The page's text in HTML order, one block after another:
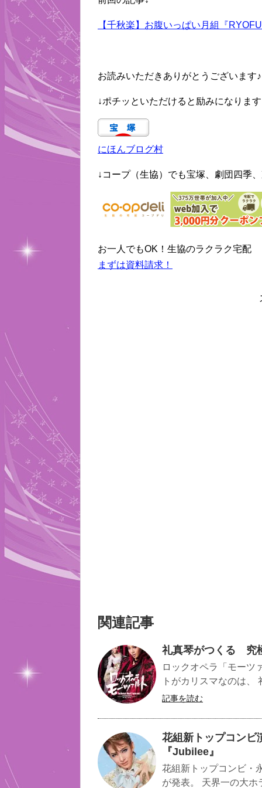
【千秋楽】お腹いっぱい月組『
お読みいただきありがとうございます♪
↓ポチッといただけると励みになりま
にほんブログ村
↓コープ（生協）でも宝塚、劇団四季
お一人でもOK！生協のラクラク宅配
まずは資料請求！
関連記事
礼真琴がつくる 究
ロックオペラ「モーツ
トがカリスマなのは、
記事を読む
花組新トップコンビ
『Jubilee』
花組新トップコンビ・
が発表。 天界一の大